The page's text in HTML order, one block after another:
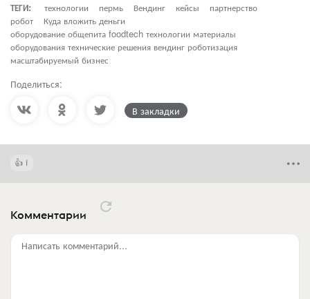
ТЕГИ:
технологии пермь Вендинг кейсы
партнерство
робот
Куда вложить деньги
оборудование общепита foodtech технологии материалы
оборудования технические решения вендинг роботизация
масштабируемый бизнес
Поделиться:
В закладки
1
Комментарии
Написать комментарий...